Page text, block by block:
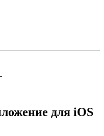
для iOS